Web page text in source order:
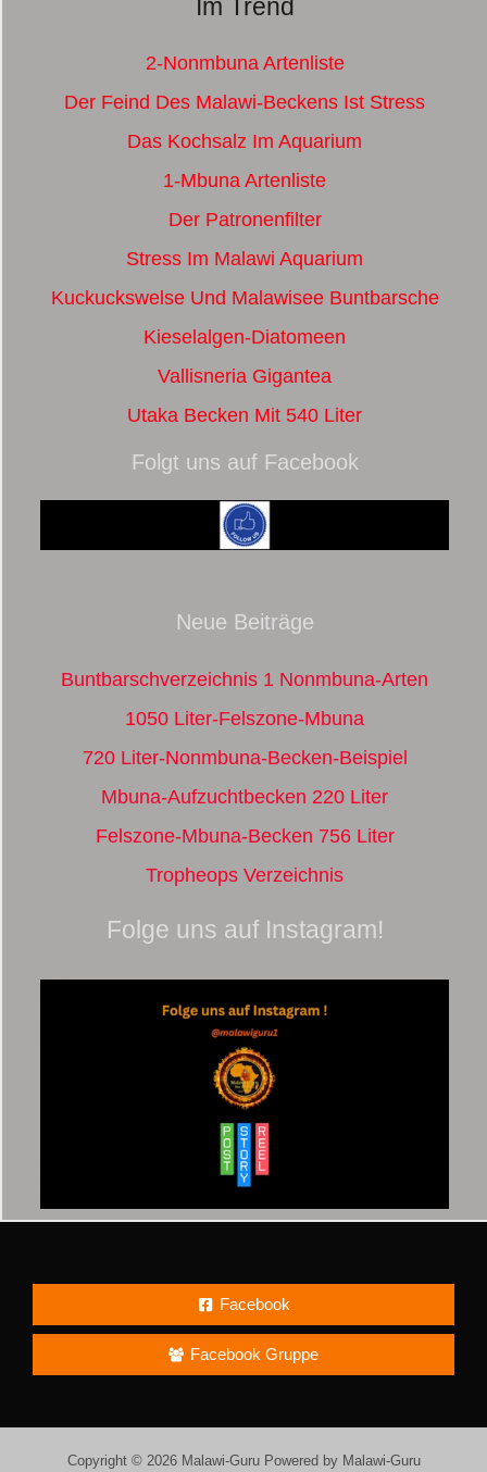
Im Trend
2-Nonmbuna Artenliste
Der Feind Des Malawi-Beckens Ist Stress
Das Kochsalz Im Aquarium
1-Mbuna Artenliste
Der Patronenfilter
Stress Im Malawi Aquarium
Kuckuckswelse Und Malawisee Buntbarsche
Kieselalgen-Diatomeen
Vallisneria Gigantea
Utaka Becken Mit 540 Liter
Folgt uns auf Facebook
Neue Beiträge
Buntbarschverzeichnis 1 Nonmbuna-Arten
1050 Liter-Felszone-Mbuna
720 Liter-Nonmbuna-Becken-Beispiel
Mbuna-Aufzuchtbecken 220 Liter
Felszone-Mbuna-Becken 756 Liter
Tropheops Verzeichnis
Folge uns auf Instagram!
Facebook
Facebook Gruppe
Copyright © 2026 Malawi-Guru Powered by Malawi-Guru